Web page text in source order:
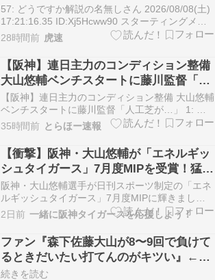
57: どうですか解説の名無しさん 2026/08/08(土)
17:21:16.35 ID:Xj5Hcww90 スターティングメン
バー 阪神 先発 伊原 陵人 1（中） 近本 光司
2（二） 中野 拓夢 3（右） 森下 翔太 4（三） 佐
藤 輝明 5（一） 大山 悠輔 6（左…
28時間前 虎速
【阪神】連日主力のコンディション整備
大山悠輔ベンチスタートに藤川監督「人
工芝が…」
【阪神】連日主力のコンディション整備 大山悠輔
ベンチスタートに藤川監督「人工芝が…」 1: 名
無しさん＠＼(^o^)／ 2026/08/08 (土)
05:10:26.351 ID:shDRtpQdb9 阪神、大山悠輔内
野手が休養目的でベンチスタート。藤川監督は人
工芝の球場が続…
35時間前 とらほー速報
【衝撃】阪神・大山悠輔が「エネルギッ
シュタイガース」7月度MIPを受賞！猛猛
アピールの裏にあった「驚愕の理由」と
は？
阪神・大山悠輔選手が日刊スポーツ制定の「エネ
ルギッシュタイガース」7月度MIPに輝きまし
た！ファン歓喜の受賞劇ですが、実はその裏には
チームを救った「知られざる勝負強さ」が隠され
ていた――。気になる選出の理由と、驚異の7月
成績をズバッと解説します！大山悠輔 大山 悠輔
（おおやま …
2日前 一緒に阪神タイガースを応援しよう！
ファン『森下佐藤大山が8〜9回で負けて
るときだいたい打てんのがキツい』←こ
れ
続きを読む